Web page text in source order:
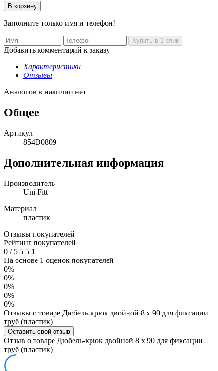
Заполните только имя и телефон!
Добавить комментарий к заказу
Характеристики
Отзывы
Аналогов в наличии нет
Общее
Артикул
854D0809
Дополнительная информация
Производитель
Uni-Fitt
Материал
пластик
Отзывы покупателей
Рейтинг покупателей
0 /5 5 5 1
На основе 1 оценок покупателей
0%
0%
0%
0%
0%
Отзывы о товаре Дюбель-крюк двойной 8 x 90 для фиксации
труб (пластик)
Оставить свой отзыв
Отзыв о товаре Дюбель-крюк двойной 8 x 90 для фиксации
труб (пластик)